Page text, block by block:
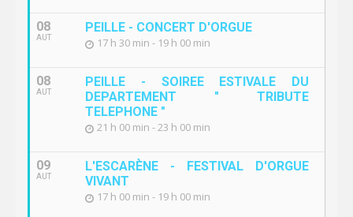
08
AUT
PEILLE - CONCERT D'ORGUE
17 h 30 min - 19 h 00 min
08
AUT
PEILLE - SOIREE ESTIVALE DU
DEPARTEMENT " TRIBUTE
TELEPHONE "
21 h 00 min - 23 h 00 min
09
AUT
L'ESCARÈNE - FESTIVAL D'ORGUE
VIVANT
17 h 00 min - 19 h 00 min